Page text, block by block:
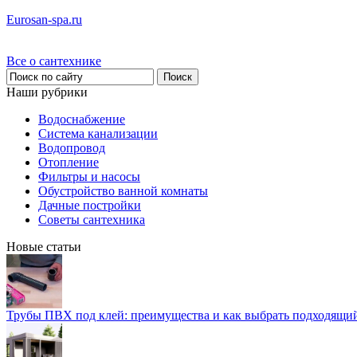
Eurosan-spa.ru
Все о сантехнике
Наши рубрики
Водоснабжение
Система канализации
Водопровод
Отопление
Фильтры и насосы
Обустройство ванной комнаты
Дачные постройки
Советы сантехника
Новые статьи
Трубы ПВХ под клей: преимущества и как выбрать